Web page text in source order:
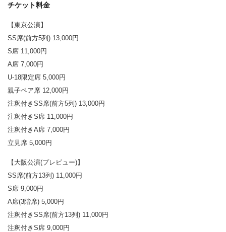
チケット料金
【東京公演】
SS席(前方5列) 13,000円
S席 11,000円
A席 7,000円
U-18限定席 5,000円
親子ペア席 12,000円
注釈付きSS席(前方5列) 13,000円
注釈付きS席 11,000円
注釈付きA席 7,000円
立見席 5,000円
【大阪公演(プレビュー)】
SS席(前方13列) 11,000円
S席 9,000円
A席(3階席) 5,000円
注釈付きSS席(前方13列) 11,000円
注釈付きS席 9,000円